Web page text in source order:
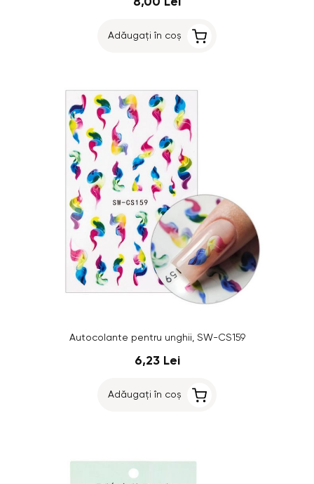
Adăugați în coș
Autocolante pentru unghii, SW-CS159
6,23 Lei
Adăugați în coș